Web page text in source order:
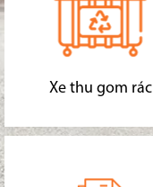
Xe thu gom rác